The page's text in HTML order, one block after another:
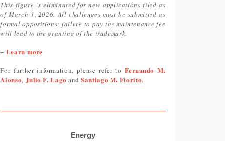
This figure is eliminated for new applications filed as
of March 1, 2026. All challenges must be submitted as
formal oppositions; failure to pay the maintenance fee
will lead to the granting of the trademark.
+ Learn more
For further information, please refer toFernando M.
Alonso, Julio F. Lago andSantiago M. Fiorito.
Energy